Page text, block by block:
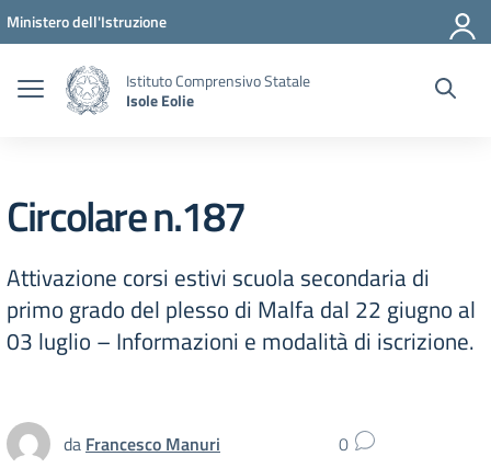
Vai ai contenuti
Vai al menu di navigazione
Vai al footer
Ministero dell'Istruzione
Istituto Comprensivo Statale
Isole Eolie
Circolare n.187
Attivazione corsi estivi scuola secondaria di
primo grado del plesso di Malfa dal 22 giugno al
03 luglio – Informazioni e modalità di iscrizione.
da Francesco Manuri 0